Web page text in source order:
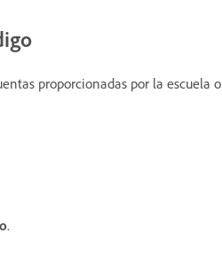
proporcionadas por la escuela
.